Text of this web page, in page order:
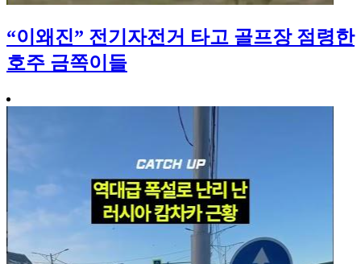
“이왜진” 전기자전거 타고 골프장 점령한
호주 금쪽이들